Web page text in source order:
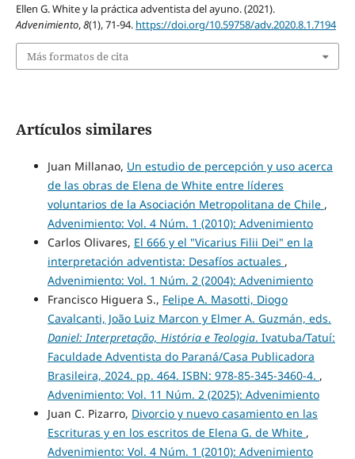
Ellen G. White y la práctica adventista del ayuno. (2021).
Advenimiento,8(1), 71-94. https://doi.org/10.59758/adv.2020.8.1.7194
Más formatos de cita
Artículos similares
Juan Millanao, Un estudio de percepción y uso acerca
de las obras de Elena de White entre líderes
voluntarios de la Asociación Metropolitana de Chile ,
Advenimiento: Vol. 4 Núm. 1 (2010): Advenimiento
Carlos Olivares, El 666 y el "Vicarius Filii Dei" en la
interpretación adventista: Desafíos actuales ,
Advenimiento: Vol. 1 Núm. 2 (2004): Advenimiento
Francisco Higuera S., Felipe A. Masotti, Diogo
Cavalcanti, João Luiz Marcon y Elmer A. Guzmán, eds.
Daniel: Interpretação, História e Teologia. Ivatuba/Tatuí:
Faculdade Adventista do Paraná/Casa Publicadora
Brasileira, 2024. pp. 464. ISBN: 978-85-345-3460-4. ,
Advenimiento: Vol. 11 Núm. 2 (2025): Advenimiento
Juan C. Pizarro, Divorcio y nuevo casamiento en las
Escrituras y en los escritos de Elena G. de White ,
Advenimiento: Vol. 4 Núm. 1 (2010): Advenimiento